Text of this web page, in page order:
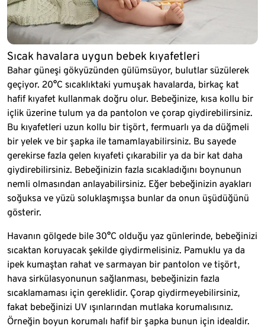
Sıcak havalara uygun bebek kıyafetleri
Bahar güneşi gökyüzünden gülümsüyor, bulutlar süzülerek
geçiyor. 20°C sıcaklıktaki yumuşak havalarda, birkaç kat
hafif kıyafet kullanmak doğru olur. Bebeğinize, kısa kollu bir
içlik üzerine tulum ya da pantolon ve çorap giydirebilirsiniz.
Bu kıyafetleri uzun kollu bir tişört, fermuarlı ya da düğmeli
bir yelek ve bir şapka ile tamamlayabilirsiniz. Bu sayede
gerekirse fazla gelen kıyafeti çıkarabilir ya da bir kat daha
giydirebilirsiniz. Bebeğinizin fazla sıcakladığını boynunun
nemli olmasından anlayabilirsiniz. Eğer bebeğinizin ayakları
soğuksa ve yüzü soluklaşmışsa bunlar da onun üşüdüğünü
gösterir.
Havanın gölgede bile 30°C olduğu yaz günlerinde, bebeğinizi
sıcaktan koruyacak şekilde giydirmelisiniz. Pamuklu ya da
ipek kumaştan rahat ve sarmayan bir pantolon ve tişört,
hava sirkülasyonunun sağlanması, bebeğinizin fazla
sıcaklamaması için gereklidir. Çorap giydirmeyebilirsiniz,
fakat bebeğinizi UV ışınlarından mutlaka korumalısınız.
Örneğin boyun korumalı hafif bir şapka bunun için idealdir.